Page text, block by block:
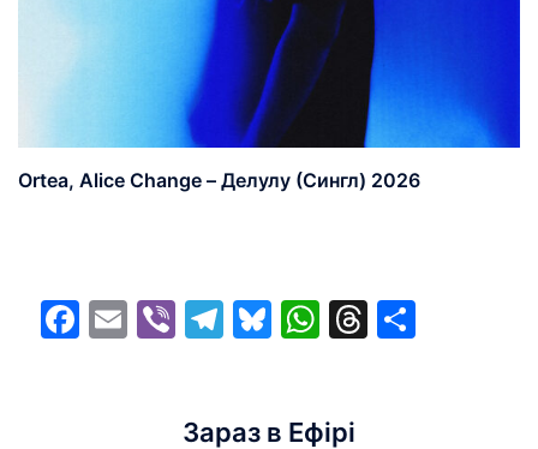
Ortea, Alice Change – Делулу (Сингл) 2026
Facebook
EmailViberTelegram
Bluesky
WhatsApp
Threads
Зараз в Ефірі